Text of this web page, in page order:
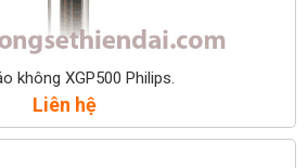
không XGP500 Philips.
Liên hệ